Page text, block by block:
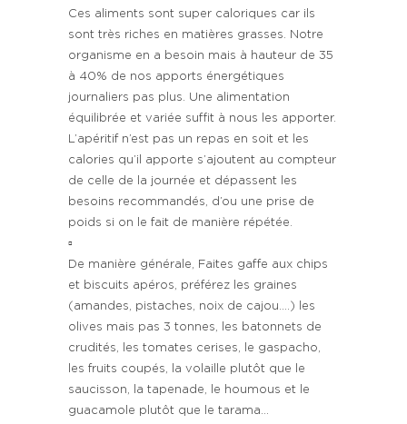
Ces aliments sont super caloriques car ils
sont très riches en matières grasses. Notre
organisme en a besoin mais à hauteur de 35
à 40% de nos apports énergétiques
journaliers pas plus. Une alimentation
équilibrée et variée suffit à nous les apporter.
L’apéritif n’est pas un repas en soit et les
calories qu’il apporte s’ajoutent au compteur
de celle de la journée et dépassent les
besoins recommandés, d’ou une prise de
poids si on le fait de manière répétée.
▫️
De manière générale, Faites gaffe aux chips
et biscuits apéros, préférez les graines
(amandes, pistaches, noix de cajou….) les
olives mais pas 3 tonnes, les batonnets de
crudités, les tomates cerises, le gaspacho,
les fruits coupés, la volaille plutôt que le
saucisson, la tapenade, le houmous et le
guacamole plutôt que le tarama…